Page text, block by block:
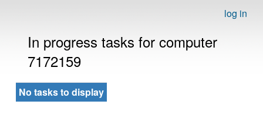
log in
In progress tasks for computer
7172159
No tasks to display